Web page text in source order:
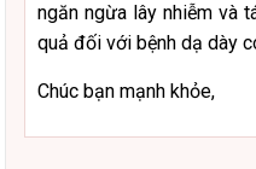
ngăn ngừa lây nhiễm và
quả đối với bệnh dạ dày
Chúc bạn mạnh khỏe,